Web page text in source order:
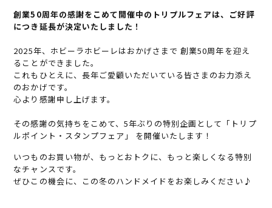
創業50周年の感謝をこめて開催中のトリプルフェアは、ご好評
につき延長が決定いたしました！
2025年、ホビーラホビーレはおかげさまで 創業50周年を迎え
ることができました。
これもひとえに、長年ご愛顧いただいている皆さまのお力添え
のおかげです。
心より感謝申し上げます。
その感謝の気持ちをこめて、5年ぶりの特別企画として「トリプ
ルポイント・スタンプフェア」 を開催いたします！
いつものお買い物が、もっとおトクに、もっと楽しくなる特別
なチャンスです。
ぜひこの機会に、この冬のハンドメイドをお楽しみください♪